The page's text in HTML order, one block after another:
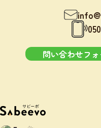
問い合わせフ